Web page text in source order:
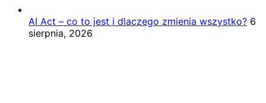
AI Act – co to jest i dlaczego zmienia wszystko? 6
sierpnia, 2026